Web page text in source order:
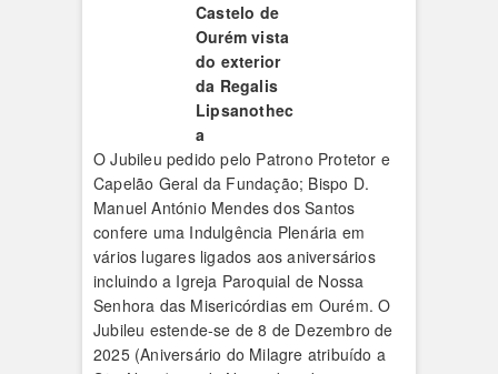
Castelo de
Ourém vista
do exterior
da Regalis
Lipsanothec
a
O Jubileu pedido pelo Patrono Protetor e
Capelão Geral da Fundação; Bispo D.
Manuel António Mendes dos Santos
confere uma Indulgência Plenária em
vários lugares ligados aos aniversários
incluindo a Igreja Paroquial de Nossa
Senhora das Misericórdias em Ourém. O
Jubileu estende-se de 8 de Dezembro de
2025 (Aniversário do Milagre atribuído a